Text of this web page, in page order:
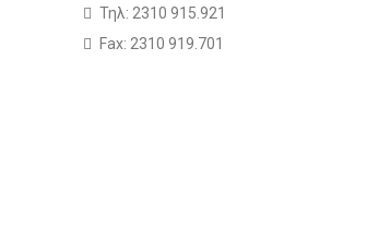
Τηλ: 2310 915.921
Fax: 2310 919.701